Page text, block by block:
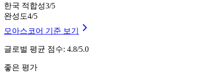
한국 적합성3/5
완성도4/5
모아스코어 기준 보기
글로벌 평균 점수: 4.8/5.0
좋은 평가